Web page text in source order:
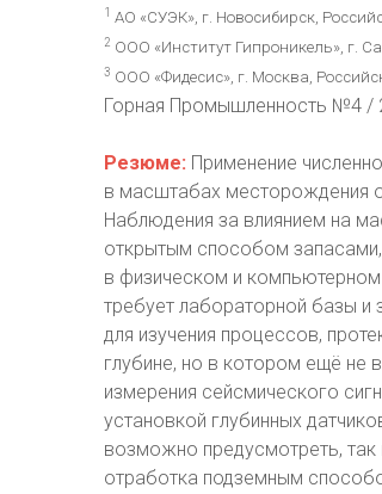
1 АО «СУЭК», г. Новосибирск,
2 ООО «Институт Гипроникель», г.
3 ООО «Фидесис», г. Москва,
Горная Промышленность №4 /
Резюме: Применение
в масштабах месторождения
Наблюдения за влиянием на
открытым способом
в физическом и
требует лабораторной базы и
для изучения процессов,
глубине, но в котором ещё не
измерения сейсмического
установкой глубинных
возможно предусмотреть, так
отработка подземным